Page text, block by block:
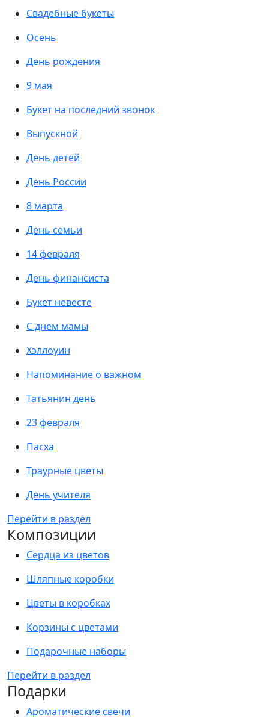
Свадебные букеты
Осень
День рождения
9 мая
Букет на последний звонок
Выпускной
День детей
День России
8 марта
День семьи
14 февраля
День финансиста
Букет невесте
С днем мамы
Хэллоуин
Напоминание о важном
Татьянин день
23 февраля
Пасха
Траурные цветы
День учителя
Перейти в раздел
Композиции
Сердца из цветов
Шляпные коробки
Цветы в коробках
Корзины с цветами
Подарочные наборы
Перейти в раздел
Подарки
Ароматические свечи